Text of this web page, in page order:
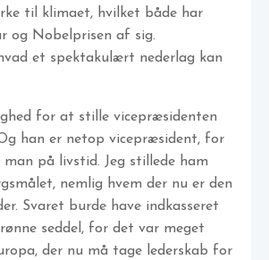
til klimaet, hvilket både har
og Nobelprisen af sig.
et spektakulært nederlag kan
for at stille vicepræsidenten
han er netop vicepræsident, for
på livstid. Jeg stillede ham
nemlig hvem der nu er den
Svaret burde have indkasseret
seddel, for det var meget
der nu må tage lederskab for